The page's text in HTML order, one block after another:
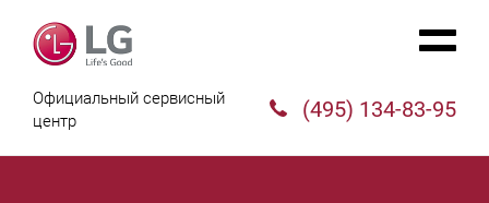
Официальный сервисный
центр
(495) 134-83-95